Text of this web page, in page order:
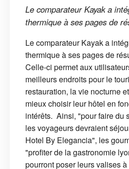
Le comparateur Kayak a
thermique à ses pages de
Le comparateur Kayak a
thermique à ses pages de
Celle-ci permet aux
meilleurs endroits pour le
restauration, la vie nocturne
mieux choisir leur hôtel en
intérêts. Ainsi, "pour faire du
les voyageurs devraient
Hotel By Elegancia", les
"profiter de la gastronomie
pourront poser leurs valises à